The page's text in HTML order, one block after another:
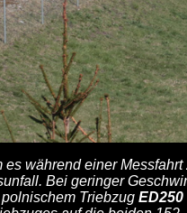
es während einer
Bei geringer
Triebzug ED250